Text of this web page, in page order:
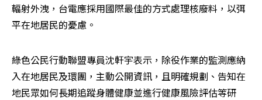
輻射外洩，台電應採用國際最佳的方式處理核廢料，以弭
平在地居民的憂慮。
綠色公民行動聯盟專員沈軒宇表示，除役作業的監測應納
入在地居民及環團，主動公開資訊，且明確規劃、告知在
地民眾如何長期追蹤身體健康並進行健康風險評估等研